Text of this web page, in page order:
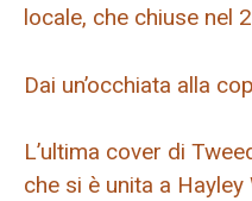
locale, che chiuse nel
Dai un’occhiata alla
L’ultima cover di
che si è unita a